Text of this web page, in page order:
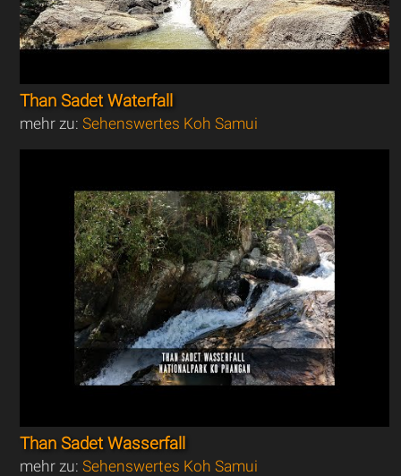
Than Sadet Waterfall
mehr zu:Sehenswertes Koh Samui
Than Sadet Wasserfall
mehr zu:Sehenswertes Koh Samui